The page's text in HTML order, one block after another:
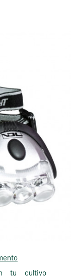
tu cultivo